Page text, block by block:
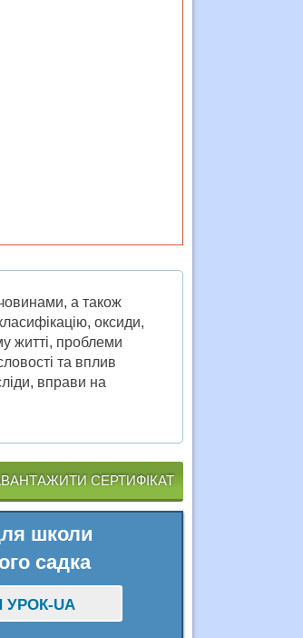
а також
оксиди,
житті, проблеми
та вплив
вправи на
СЕРТИФІКАТ
школи
садка
UA